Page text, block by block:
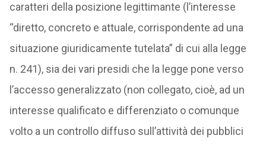
caratteri della posizione legittimante (l’interesse
“diretto, concreto e attuale, corrispondente ad una
situazione giuridicamente tutelata” di cui alla legge
n. 241), sia dei vari presidi che la legge pone verso
l’accesso generalizzato (non collegato, cioè, ad un
interesse qualificato e differenziato o comunque
volto a un controllo diffuso sull’attività dei pubblici